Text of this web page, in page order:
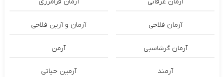
آرمان فلاحی آرمان و آرین فلاحی
آرمان گرشاسبی آرمن
آرمند آرمین حیاتی